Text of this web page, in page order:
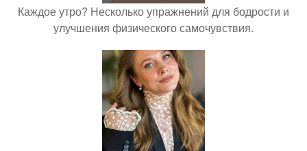
Каждое утро? Несколько упражнений для бодрости и
улучшения физического самочувствия.